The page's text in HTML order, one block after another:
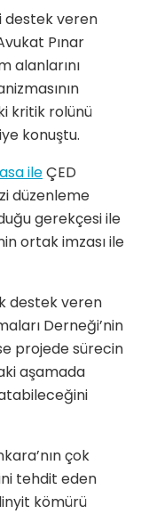
destek veren
Pınar
alanlarını
kritik rolünü
konuştu.
ileÇED
düzenleme
gerekçesi ile
ortak imzası ile
destek veren
Derneği’nin
projede sürecin
aşamada
çok
tehdit eden
linyit kömürü